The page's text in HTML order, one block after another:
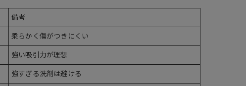
備考
柔らかく傷がつきにくい
強い吸引力が理想
強すぎる洗剤は避ける